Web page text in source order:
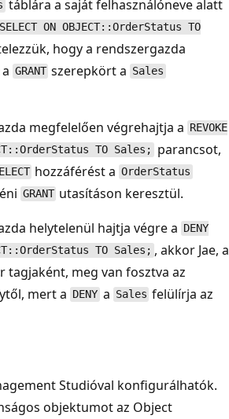
táblára a saját felhasználóneve alatt
SELECT ON OBJECT::OrderStatus TO
hogy a rendszergazda
GRANT szerepkört a Sales
megfelelően végrehajtja a REVOKE
TO Sales;
parancsot,
hozzáférést a OrderStatus
GRANT utasításon keresztül.
helytelenül hajtja végre a DENY
TO Sales; , akkor Jae, a
tagjaként, meg van fosztva az
mert a DENYa Sales felülírja az
Studióval konfigurálhatók.
objektumot az Object